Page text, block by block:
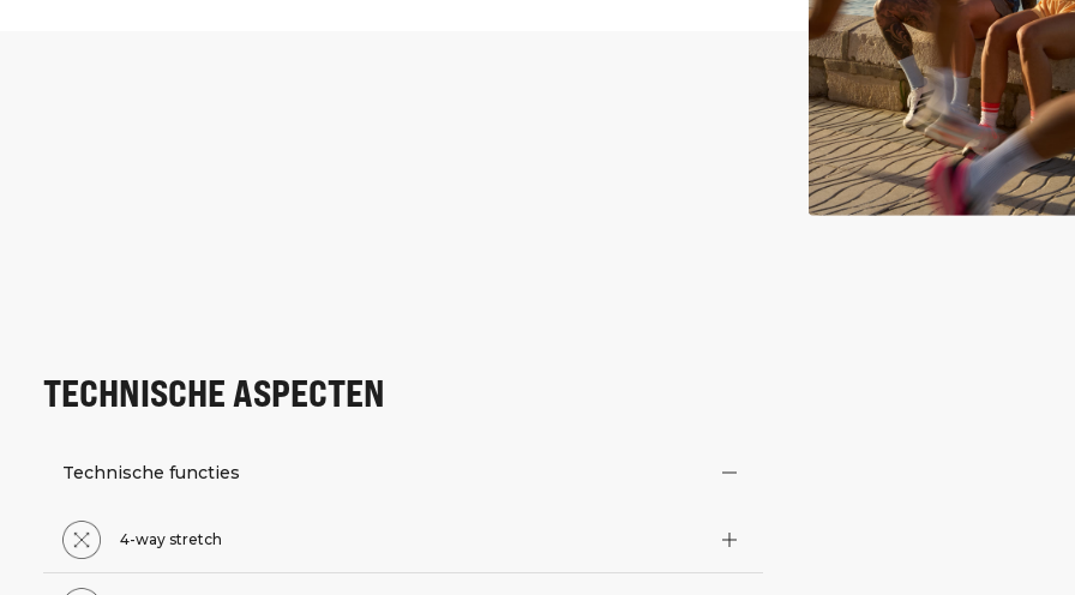
TECHNISCHE ASPECTEN
Technische functies
4-way stretch